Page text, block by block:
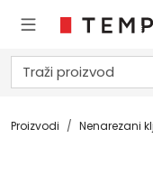
Proizvodi Nenarezani